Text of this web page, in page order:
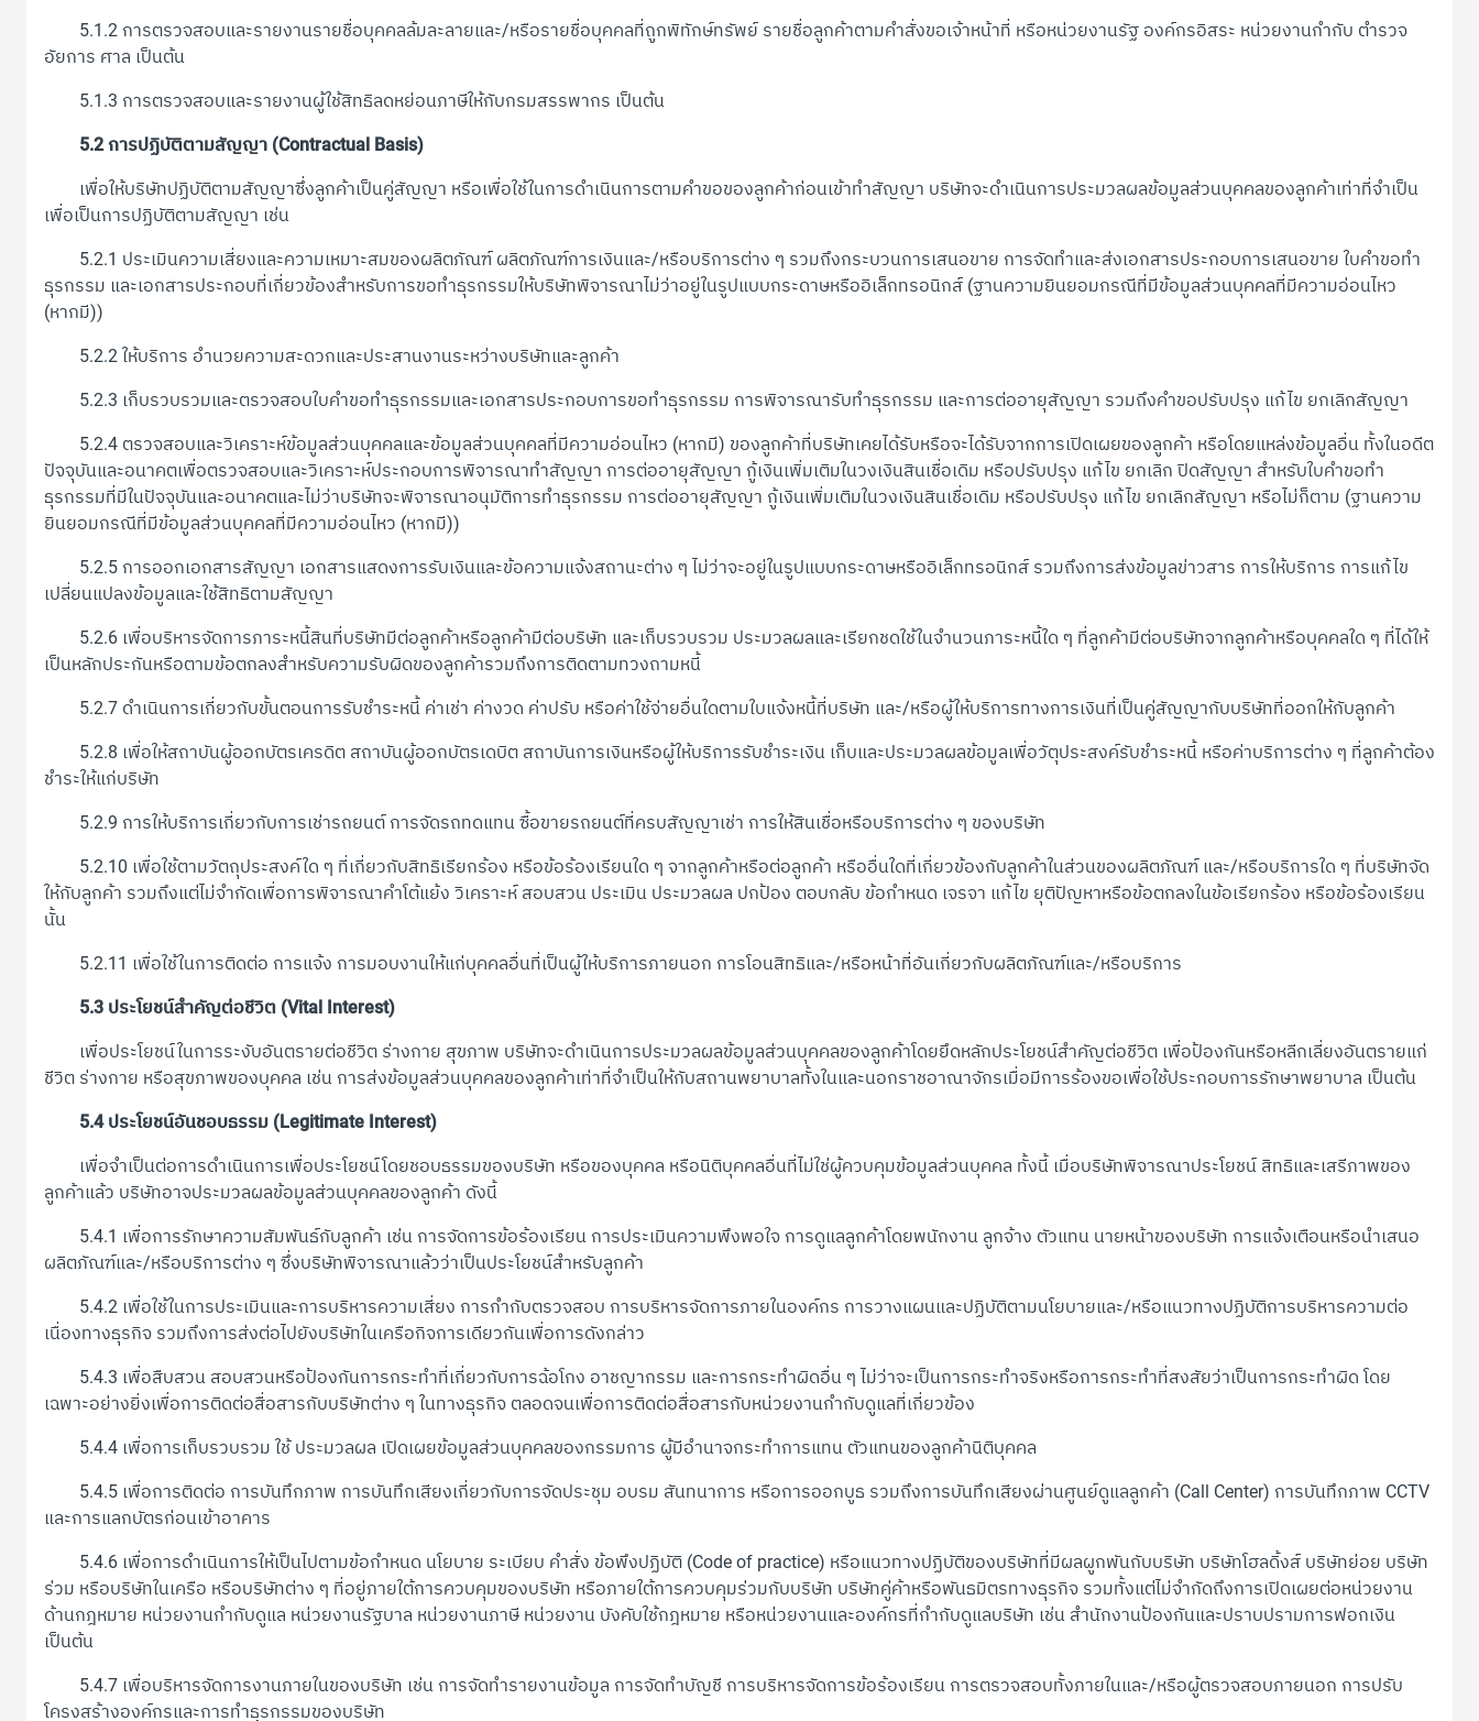
5.1.2 การตรวจสอบและรายงานรายชื่อบุคคลล้มละลายและ/หรือรายชื่อบุคคลที่ถูกพิทักษ์ทรัพย์ รายชื่อลูกค้าตามคำสั่งขอเจ้าหน้าที่ หรือหน่วยงานรัฐ องค์กรอิสระ หน่วยงานกำกับ ตำรวจ
อัยการ ศาล เป็นต้น
5.1.3 การตรวจสอบและรายงานผู้ใช้สิทธิลดหย่อนภาษีให้กับกรมสรรพากร เป็นต้น
5.2 การปฏิบัติตามสัญญา (Contractual Basis)
เพื่อให้บริษัทปฏิบัติตามสัญญาซึ่งลูกค้าเป็นคู่สัญญา หรือเพื่อใช้ในการดำเนินการตามคำขอของลูกค้าก่อนเข้าทำสัญญา บริษัทจะดำเนินการประมวลผลข้อมูลส่วนบุคคลของลูกค้าเท่าที่จำเป็น
เพื่อเป็นการปฏิบัติตามสัญญา เช่น
5.2.1 ประเมินความเสี่ยงและความเหมาะสมของผลิตภัณฑ์ ผลิตภัณฑ์การเงินและ/หรือบริการต่าง ๆ รวมถึงกระบวนการเสนอขาย การจัดทำและส่งเอกสารประกอบการเสนอขาย ใบคำขอทำ
ธุรกรรม และเอกสารประกอบที่เกี่ยวข้องสำหรับการขอทำธุรกรรมให้บริษัทพิจารณาไม่ว่าอยู่ในรูปแบบกระดาษหรืออิเล็กทรอนิกส์ (ฐานความยินยอมกรณีที่มีข้อมูลส่วนบุคคลที่มีความอ่อนไหว
(หากมี))
5.2.2 ให้บริการ อำนวยความสะดวกและประสานงานระหว่างบริษัทและลูกค้า
5.2.3 เก็บรวบรวมและตรวจสอบใบคำขอทำธุรกรรมและเอกสารประกอบการขอทำธุรกรรม การพิจารณารับทำธุรกรรม และการต่ออายุสัญญา รวมถึงคำขอปรับปรุง แก้ไข ยกเลิกสัญญา
5.2.4 ตรวจสอบและวิเคราะห์ข้อมูลส่วนบุคคลและข้อมูลส่วนบุคคลที่มีความอ่อนไหว (หากมี) ของลูกค้าที่บริษัทเคยได้รับหรือจะได้รับจากการเปิดเผยของลูกค้า หรือโดยแหล่งข้อมูลอื่น ทั้งในอดีต
ปัจจุบันและอนาคตเพื่อตรวจสอบและวิเคราะห์ประกอบการพิจารณาทำสัญญา การต่ออายุสัญญา กู้เงินเพิ่มเติมในวงเงินสินเชื่อเดิม หรือปรับปรุง แก้ไข ยกเลิก ปิดสัญญา สำหรับใบคำขอทำ
ธุรกรรมที่มีในปัจจุบันและอนาคตและไม่ว่าบริษัทจะพิจารณาอนุมัติการทำธุรกรรม การต่ออายุสัญญา กู้เงินเพิ่มเติมในวงเงินสินเชื่อเดิม หรือปรับปรุง แก้ไข ยกเลิกสัญญา หรือไม่ก็ตาม (ฐานความ
ยินยอมกรณีที่มีข้อมูลส่วนบุคคลที่มีความอ่อนไหว (หากมี))
5.2.5 การออกเอกสารสัญญา เอกสารแสดงการรับเงินและข้อความแจ้งสถานะต่าง ๆ ไม่ว่าจะอยู่ในรูปแบบกระดาษหรืออิเล็กทรอนิกส์ รวมถึงการส่งข้อมูลข่าวสาร การให้บริการ การแก้ไข
เปลี่ยนแปลงข้อมูลและใช้สิทธิตามสัญญา
5.2.6 เพื่อบริหารจัดการภาระหนี้สินที่บริษัทมีต่อลูกค้าหรือลูกค้ามีต่อบริษัท และเก็บรวบรวม ประมวลผลและเรียกชดใช้ในจำนวนภาระหนี้ใด ๆ ที่ลูกค้ามีต่อบริษัทจากลูกค้าหรือบุคคลใด ๆ ที่ได้ให้
เป็นหลักประกันหรือตามข้อตกลงสำหรับความรับผิดของลูกค้ารวมถึงการติดตามทวงถามหนี้
5.2.7 ดำเนินการเกี่ยวกับขั้นตอนการรับชำระหนี้ ค่าเช่า ค่างวด ค่าปรับ หรือค่าใช้จ่ายอื่นใดตามใบแจ้งหนี้ที่บริษัท และ/หรือผู้ให้บริการทางการเงินที่เป็นคู่สัญญากับบริษัทที่ออกให้กับลูกค้า
5.2.8 เพื่อให้สถาบันผู้ออกบัตรเครดิต สถาบันผู้ออกบัตรเดบิต สถาบันการเงินหรือผู้ให้บริการรับชำระเงิน เก็บและประมวลผลข้อมูลเพื่อวัตุประสงค์รับชำระหนี้ หรือค่าบริการต่าง ๆ ที่ลูกค้าต้อง
ชำระให้แก่บริษัท
5.2.9 การให้บริการเกี่ยวกับการเช่ารถยนต์ การจัดรถทดแทน ซื้อขายรถยนต์ที่ครบสัญญาเช่า การให้สินเชื่อหรือบริการต่าง ๆ ของบริษัท
5.2.10 เพื่อใช้ตามวัตถุประสงค์ใด ๆ ที่เกี่ยวกับสิทธิเรียกร้อง หรือข้อร้องเรียนใด ๆ จากลูกค้าหรือต่อลูกค้า หรืออื่นใดที่เกี่ยวข้องกับลูกค้าในส่วนของผลิตภัณฑ์ และ/หรือบริการใด ๆ ที่บริษัทจัด
ให้กับลูกค้า รวมถึงแต่ไม่จำกัดเพื่อการพิจารณาคำโต้แย้ง วิเคราะห์ สอบสวน ประเมิน ประมวลผล ปกป้อง ตอบกลับ ข้อกำหนด เจรจา แก้ไข ยุติปัญหาหรือข้อตกลงในข้อเรียกร้อง หรือข้อร้องเรียน
นั้น
5.2.11 เพื่อใช้ในการติดต่อ การแจ้ง การมอบงานให้แก่บุคคลอื่นที่เป็นผู้ให้บริการภายนอก การโอนสิทธิและ/หรือหน้าที่อันเกี่ยวกับผลิตภัณฑ์และ/หรือบริการ
5.3 ประโยชน์สำคัญต่อชีวิต (Vital Interest)
เพื่อประโยชน์ในการระงับอันตรายต่อชีวิต ร่างกาย สุขภาพ บริษัทจะดำเนินการประมวลผลข้อมูลส่วนบุคคลของลูกค้าโดยยึดหลักประโยชน์สำคัญต่อชีวิต เพื่อป้องกันหรือหลีกเลี่ยงอันตรายแก่
ชีวิต ร่างกาย หรือสุขภาพของบุคคล เช่น การส่งข้อมูลส่วนบุคคลของลูกค้าเท่าที่จำเป็นให้กับสถานพยาบาลทั้งในและนอกราชอาณาจักรเมื่อมีการร้องขอเพื่อใช้ประกอบการรักษาพยาบาล เป็นต้น
5.4 ประโยชน์อันชอบธรรม (Legitimate Interest)
เพื่อจำเป็นต่อการดำเนินการเพื่อประโยชน์โดยชอบธรรมของบริษัท หรือของบุคคล หรือนิติบุคคลอื่นที่ไม่ใช่ผู้ควบคุมข้อมูลส่วนบุคคล ทั้งนี้ เมื่อบริษัทพิจารณาประโยชน์ สิทธิและเสรีภาพของ
ลูกค้าแล้ว บริษัทอาจประมวลผลข้อมูลส่วนบุคคลของลูกค้า ดังนี้
5.4.1 เพื่อการรักษาความสัมพันธ์กับลูกค้า เช่น การจัดการข้อร้องเรียน การประเมินความพึงพอใจ การดูแลลูกค้าโดยพนักงาน ลูกจ้าง ตัวแทน นายหน้าของบริษัท การแจ้งเตือนหรือนำเสนอ
ผลิตภัณฑ์และ/หรือบริการต่าง ๆ ซึ่งบริษัทพิจารณาแล้วว่าเป็นประโยชน์สำหรับลูกค้า
5.4.2 เพื่อใช้ในการประเมินและการบริหารความเสี่ยง การกำกับตรวจสอบ การบริหารจัดการภายในองค์กร การวางแผนและปฏิบัติตามนโยบายและ/หรือแนวทางปฏิบัติการบริหารความต่อ
เนื่องทางธุรกิจ รวมถึงการส่งต่อไปยังบริษัทในเครือกิจการเดียวกันเพื่อการดังกล่าว
5.4.3 เพื่อสืบสวน สอบสวนหรือป้องกันการกระทำที่เกี่ยวกับการฉ้อโกง อาชญากรรม และการกระทำผิดอื่น ๆ ไม่ว่าจะเป็นการกระทำจริงหรือการกระทำที่สงสัยว่าเป็นการกระทำผิด โดย
เฉพาะอย่างยิ่งเพื่อการติดต่อสื่อสารกับบริษัทต่าง ๆ ในทางธุรกิจ ตลอดจนเพื่อการติดต่อสื่อสารกับหน่วยงานกำกับดูแลที่เกี่ยวข้อง
5.4.4 เพื่อการเก็บรวบรวม ใช้ ประมวลผล เปิดเผยข้อมูลส่วนบุคคลของกรรมการ ผู้มีอำนาจกระทำการแทน ตัวแทนของลูกค้านิติบุคคล
5.4.5 เพื่อการติดต่อ การบันทึกภาพ การบันทึกเสียงเกี่ยวกับการจัดประชุม อบรม สันทนาการ หรือการออกบูธ รวมถึงการบันทึกเสียงผ่านศูนย์ดูแลลูกค้า (Call Center) การบันทึกภาพ CCTV
และการแลกบัตรก่อนเข้าอาคาร
5.4.6 เพื่อการดำเนินการให้เป็นไปตามข้อกำหนด นโยบาย ระเบียบ คำสั่ง ข้อพึงปฏิบัติ (Code of practice) หรือแนวทางปฏิบัติของบริษัทที่มีผลผูกพันกับบริษัท บริษัทโฮลดิ้งส์ บริษัทย่อย บริษัท
ร่วม หรือบริษัทในเครือ หรือบริษัทต่าง ๆ ที่อยู่ภายใต้การควบคุมของบริษัท หรือภายใต้การควบคุมร่วมกับบริษัท บริษัทคู่ค้าหรือพันธมิตรทางธุรกิจ รวมทั้งแต่ไม่จำกัดถึงการเปิดเผยต่อหน่วยงาน
ด้านกฎหมาย หน่วยงานกำกับดูแล หน่วยงานรัฐบาล หน่วยงานภาษี หน่วยงาน บังคับใช้กฎหมาย หรือหน่วยงานและองค์กรที่กำกับดูแลบริษัท เช่น สำนักงานป้องกันและปราบปรามการฟอกเงิน
เป็นต้น
5.4.7 เพื่อบริหารจัดการงานภายในของบริษัท เช่น การจัดทำรายงานข้อมูล การจัดทำบัญชี การบริหารจัดการข้อร้องเรียน การตรวจสอบทั้งภายในและ/หรือผู้ตรวจสอบภายนอก การปรับ
โครงสร้างองค์กรและการทำธุรกรรมของบริษัท